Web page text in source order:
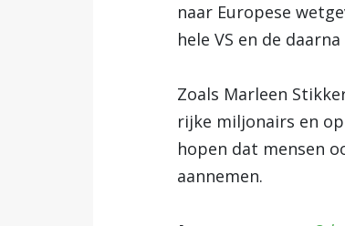
naar Europese
hele VS en de
Zoals Marleen
rijke miljonairs en
hopen dat mensen
aannemen.